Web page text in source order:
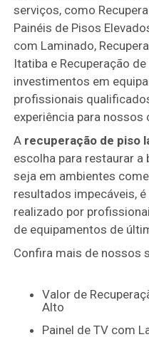
serviços, como
Painéis de Pisos
com Laminado,
Itatiba e Recuperação
investimentos em
profissionais
experiência para nossos
A recuperação de piso
escolha para restaurar
seja em ambientes
resultados impecáveis,
realizado por
de equipamentos de
Confira mais de nossos
Valor de Recuperação de Piso Vinílico Monte
Alto
Painel de TV com